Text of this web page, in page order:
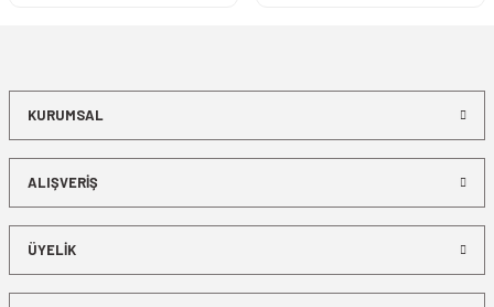
KURUMSAL
ALIŞVERİŞ
ÜYELİK